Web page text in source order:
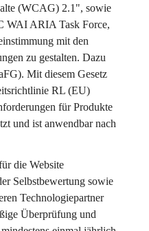
(WCAG) 2.1", sowie
WAI ARIA Task Force,
mit den
zu gestalten. Dazu
Mit diesem Gesetz
RL (EU)
für Produkte
und ist anwendbar nach
die Website
Selbstbewertung sowie
Technologiepartner
Überprüfung und